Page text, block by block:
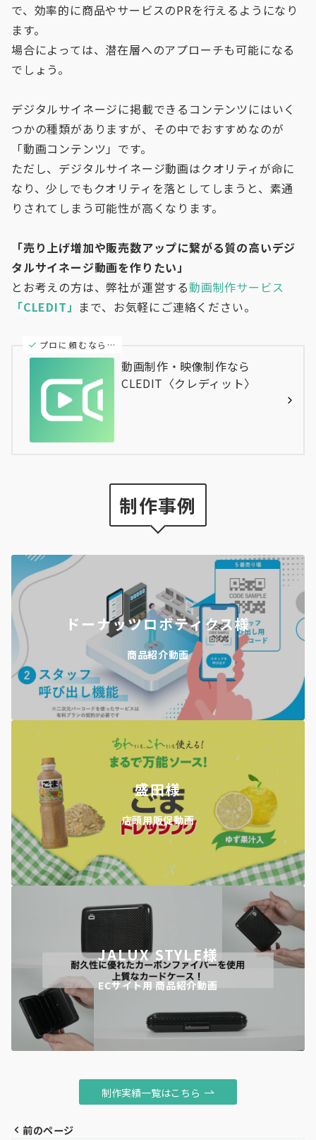
で、効率的に商品やサービスのPRを行えるようになり
ます。
場合によっては、潜在層へのアプローチも可能になる
でしょう。
デジタルサイネージに掲載できるコンテンツにはいく
つかの種類がありますが、その中でおすすめなのが
「動画コンテンツ」です。
ただし、デジタルサイネージ動画はクオリティが命に
なり、少しでもクオリティを落としてしまうと、素通
りされてしまう可能性が高くなります。
「売り上げ増加や販売数アップに繋がる質の高いデジ
タルサイネージ動画を作りたい」
とお考えの方は、弊社が運営する動画制作サービス
「CLEDIT」 まで、お気軽にご連絡ください。
プロに頼むなら…
動画制作・映像制作なら
CLEDIT〈クレディット〉
制作事例
ドーナッツロボティクス様
商品紹介動画
盛田様
店頭用販促動画
JALUX STYLE様
ECサイト用 商品紹介動画
制作実績一覧はこちら
前のページ